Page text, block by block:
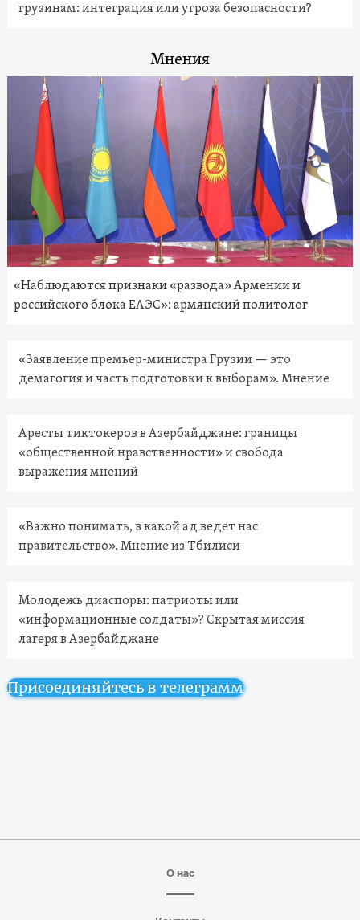
грузинам: интеграция или угроза безопасности?
Мнения
«Наблюдаются признаки «развода» Армении и
российского блока ЕАЭС»: армянский политолог
«Заявление премьер-министра Грузии — это
демагогия и часть подготовки к выборам». Мнение
Аресты тиктокеров в Азербайджане: границы
«общественной нравственности» и свобода
выражения мнений
«Важно понимать, в какой ад ведет нас
правительство». Мнение из Тбилиси
Молодежь диаспоры: патриоты или
«информационные солдаты»? Скрытая миссия
лагеря в Азербайджане
Присоединяйтесь в телеграмм
О нас